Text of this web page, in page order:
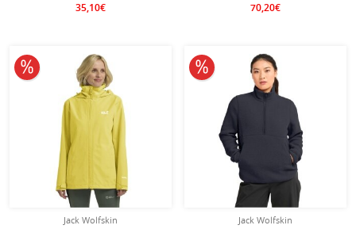
35,10€ 70,20€
Jack Wolfskin
10% reduziert
Jack Wolfskin
10% reduziert